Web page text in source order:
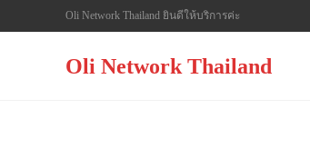
to
Oli Network Thailand ยินดีให้บริการค่ะ
Oli Network Thailand